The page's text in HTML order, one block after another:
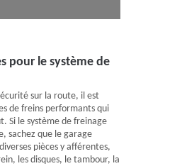
pour le système de
sur la route, il est
de freins performants qui
Si le système de freinage
sachez que le garage
pièces y afférentes,
les disques, le tambour, la